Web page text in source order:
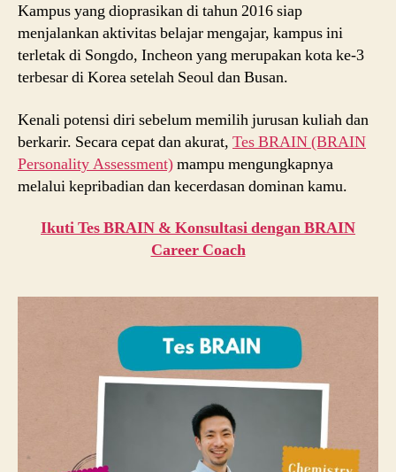
Kampus yang dioprasikan di tahun 2016 siap
menjalankan aktivitas belajar mengajar, kampus ini
terletak di Songdo, Incheon yang merupakan kota ke-3
terbesar di Korea setelah Seoul dan Busan.
Kenali potensi diri sebelum memilih jurusan kuliah dan
berkarir. Secara cepat dan akurat, Tes BRAIN (BRAIN
Personality Assessment)mampu mengungkapnya
melalui kepribadian dan kecerdasan dominan kamu.
Ikuti Tes BRAIN & Konsultasi dengan BRAIN
Career Coach